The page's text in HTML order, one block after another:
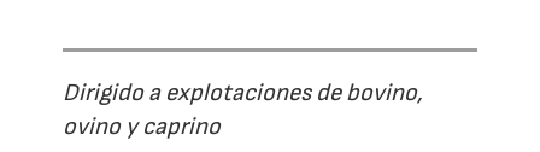
Dirigido a explotaciones de bovino,
ovino y caprino